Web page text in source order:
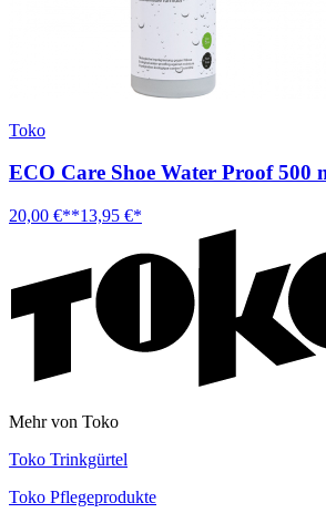
Toko
ECO Care Shoe Water Proof 500
20,00 €**13,95 €*
Mehr von Toko
Toko Trinkgürtel
Toko Pflegeprodukte